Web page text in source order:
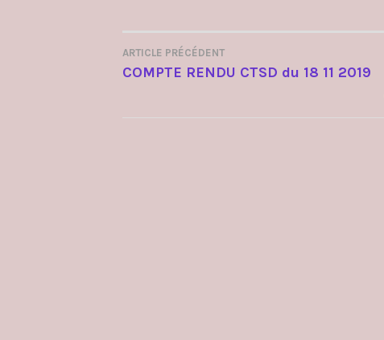
NAVIGATION
ARTICLE PRÉCÉDENT
COMPTE RENDU CTSD du 18 11 2019